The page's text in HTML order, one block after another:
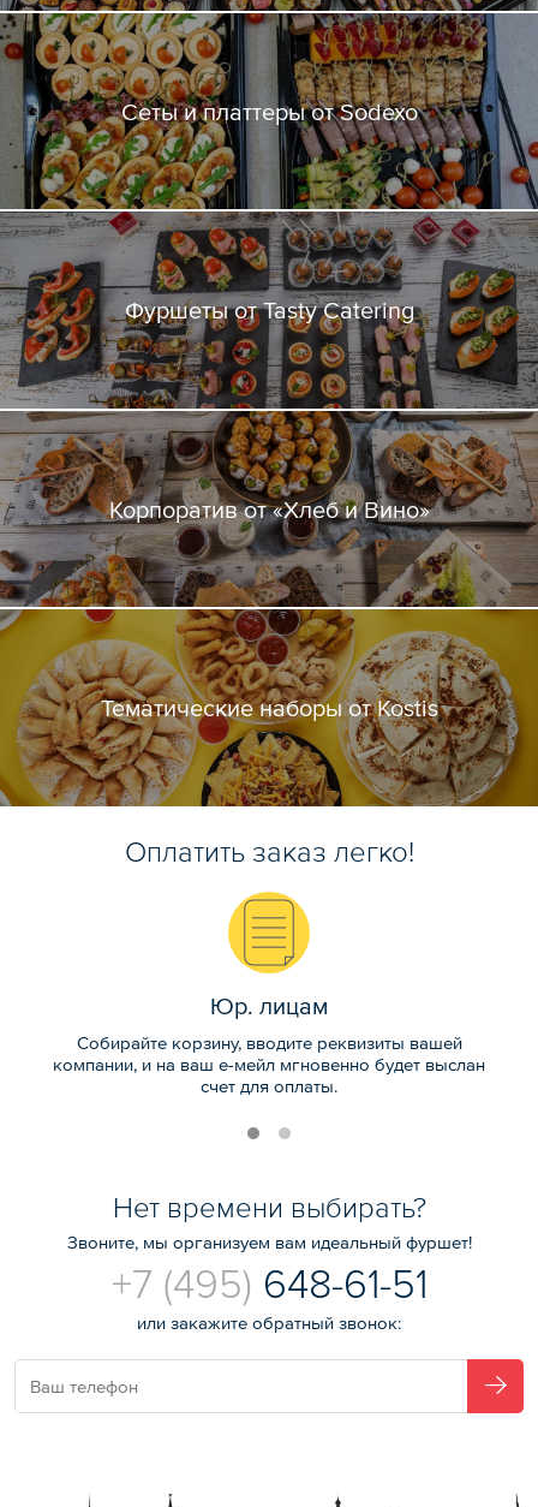
Сеты и платтеры от Sodexo
Фуршеты от Tasty Catering
Корпоратив от «Хлеб и Вино»
Тематические наборы от Kostis
Оплатить заказ легко!
Юр. лицам
Собирайте корзину, вводите реквизиты вашей
компании, и на ваш е-мейл мгновенно будет выслан
счет для оплаты.
Нет времени выбирать?
Звоните, мы организуем вам идеальный фуршет!
+7 (495) 648-61-51
или закажите обратный звонок: